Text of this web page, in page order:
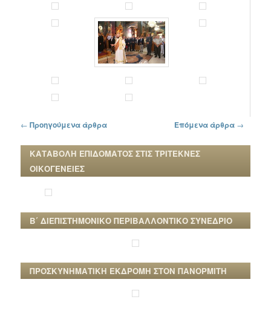
Πλοήγηση στα άρθρα
← Προηγούμενα άρθρα Επόμενα άρθρα →
ΚΑΤΑΒΟΛΗ ΕΠΙΔΟΜΑΤΟΣ ΣΤΙΣ ΤΡΙΤΕΚΝΕΣ
ΟΙΚΟΓΕΝΕΙΕΣ
Β΄ ΔΙΕΠΙΣΤΗΜΟΝΙΚΟ ΠΕΡΙΒΑΛΛΟΝΤΙΚΟ ΣΥΝΕΔΡΙΟ
ΠΡΟΣΚΥΝΗΜΑΤΙΚΗ ΕΚΔΡΟΜΗ ΣΤΟΝ ΠΑΝΟΡΜΙΤΗ